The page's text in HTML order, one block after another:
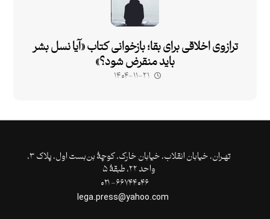
ترازوی اخلاقی برای بقا؛ بازخوانی کتاب «آیا نسل بشر
باید منقرض شود؟»
۱۴۰۴-۱۱-۲۱
تهـران،‌ خیابان انقلاب، خیابان خارک، کوچۀ بن‌بست اول، پلاک ۳،
واحد ۲۲، طبقۀ ۵